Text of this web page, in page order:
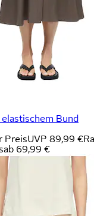
Bund
PreisUVP 89,99 €
ab 69,99 €